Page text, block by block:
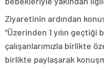
Ziyaretinin ardından
“Üzerinden 1 yılın geçtiği
çalışanlarımızla birlikte
birlikte paylaşarak